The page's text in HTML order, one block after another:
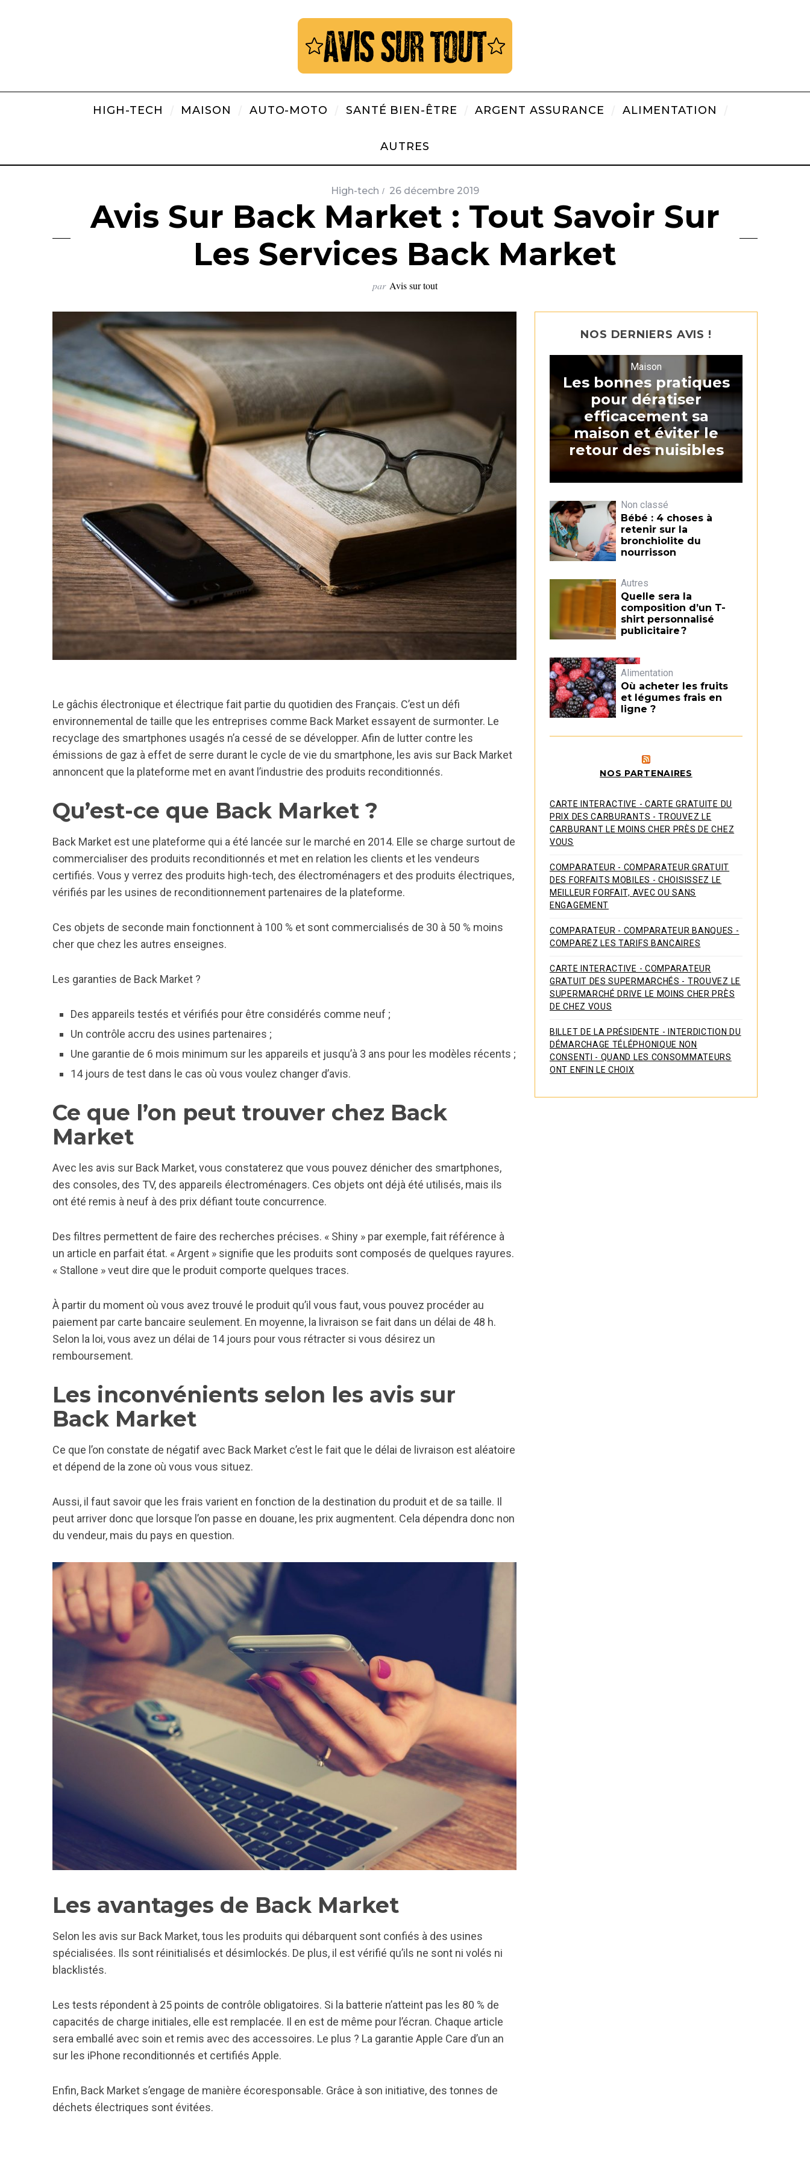
HIGH-TECH MAISON AUTO-MOTO SANTÉ BIEN-ÊTRE ARGENT ASSURANCE ALIMENTATION
AUTRES
High-tech 26 décembre 2019
Avis Sur Back Market : Tout Savoir Sur
Les Services Back Market
par Avis sur tout
Le gâchis électronique et électrique fait partie du quotidien des Français. C’est un défi
environnemental de taille que les entreprises comme Back Market essayent de surmonter. Le
recyclage des smartphones usagés n’a cessé de se développer. Afin de lutter contre les
émissions de gaz à effet de serre durant le cycle de vie du smartphone, les avis sur Back Market
annoncent que la plateforme met en avant l’industrie des produits reconditionnés.
Qu’est-ce que Back Market ?
Back Market est une plateforme qui a été lancée sur le marché en 2014. Elle se charge surtout de
commercialiser des produits reconditionnés et met en relation les clients et les vendeurs
certifiés. Vous y verrez des produits high-tech, des électroménagers et des produits électriques,
vérifiés par les usines de reconditionnement partenaires de la plateforme.
Ces objets de seconde main fonctionnent à 100 % et sont commercialisés de 30 à 50 % moins
cher que chez les autres enseignes.
Les garanties de Back Market ?
Des appareils testés et vérifiés pour être considérés comme neuf ;
Un contrôle accru des usines partenaires ;
Une garantie de 6 mois minimum sur les appareils et jusqu’à 3 ans pour les modèles récents ;
14 jours de test dans le cas où vous voulez changer d’avis.
Ce que l’on peut trouver chez Back
Market
Avec les avis sur Back Market, vous constaterez que vous pouvez dénicher des smartphones,
des consoles, des TV, des appareils électroménagers. Ces objets ont déjà été utilisés, mais ils
ont été remis à neuf à des prix défiant toute concurrence.
Des filtres permettent de faire des recherches précises. « Shiny » par exemple, fait référence à
un article en parfait état. « Argent » signifie que les produits sont composés de quelques rayures.
« Stallone » veut dire que le produit comporte quelques traces.
À partir du moment où vous avez trouvé le produit qu’il vous faut, vous pouvez procéder au
paiement par carte bancaire seulement. En moyenne, la livraison se fait dans un délai de 48 h.
Selon la loi, vous avez un délai de 14 jours pour vous rétracter si vous désirez un
remboursement.
Les inconvénients selon les avis sur
Back Market
Ce que l’on constate de négatif avec Back Market c’est le fait que le délai de livraison est aléatoire
et dépend de la zone où vous vous situez.
Aussi, il faut savoir que les frais varient en fonction de la destination du produit et de sa taille. Il
peut arriver donc que lorsque l’on passe en douane, les prix augmentent. Cela dépendra donc non
du vendeur, mais du pays en question.
Les avantages de Back Market
Selon les avis sur Back Market, tous les produits qui débarquent sont confiés à des usines
spécialisées. Ils sont réinitialisés et désimlockés. De plus, il est vérifié qu’ils ne sont ni volés ni
blacklistés.
Les tests répondent à 25 points de contrôle obligatoires. Si la batterie n’atteint pas les 80 % de
capacités de charge initiales, elle est remplacée. Il en est de même pour l’écran. Chaque article
sera emballé avec soin et remis avec des accessoires. Le plus ? La garantie Apple Care d’un an
sur les iPhone reconditionnés et certifiés Apple.
Enfin, Back Market s’engage de manière écoresponsable. Grâce à son initiative, des tonnes de
déchets électriques sont évitées.
NOS DERNIERS AVIS !
Maison
Les bonnes pratiques
pour dératiser
efficacement sa
maison et éviter le
retour des nuisibles
Non classé
Bébé : 4 choses à
retenir sur la
bronchiolite du
nourrisson
Autres
Quelle sera la
composition d’un T-
shirt personnalisé
publicitaire ?
Alimentation
Où acheter les fruits
et légumes frais en
ligne ?
NOS PARTENAIRES
CARTE INTERACTIVE - CARTE GRATUITE DU
PRIX DES CARBURANTS - TROUVEZ LE
CARBURANT LE MOINS CHER PRÈS DE CHEZ
VOUS
COMPARATEUR - COMPARATEUR GRATUIT
DES FORFAITS MOBILES - CHOISISSEZ LE
MEILLEUR FORFAIT, AVEC OU SANS
ENGAGEMENT
COMPARATEUR - COMPARATEUR BANQUES -
COMPAREZ LES TARIFS BANCAIRES
CARTE INTERACTIVE - COMPARATEUR
GRATUIT DES SUPERMARCHÉS - TROUVEZ LE
SUPERMARCHÉ DRIVE LE MOINS CHER PRÈS
DE CHEZ VOUS
BILLET DE LA PRÉSIDENTE - INTERDICTION DU
DÉMARCHAGE TÉLÉPHONIQUE NON
CONSENTI - QUAND LES CONSOMMATEURS
ONT ENFIN LE CHOIX